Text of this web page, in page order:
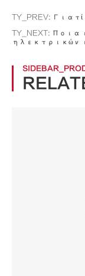
TY_PREV:
TY_NEXT: Ποια
ηλεκτρικών